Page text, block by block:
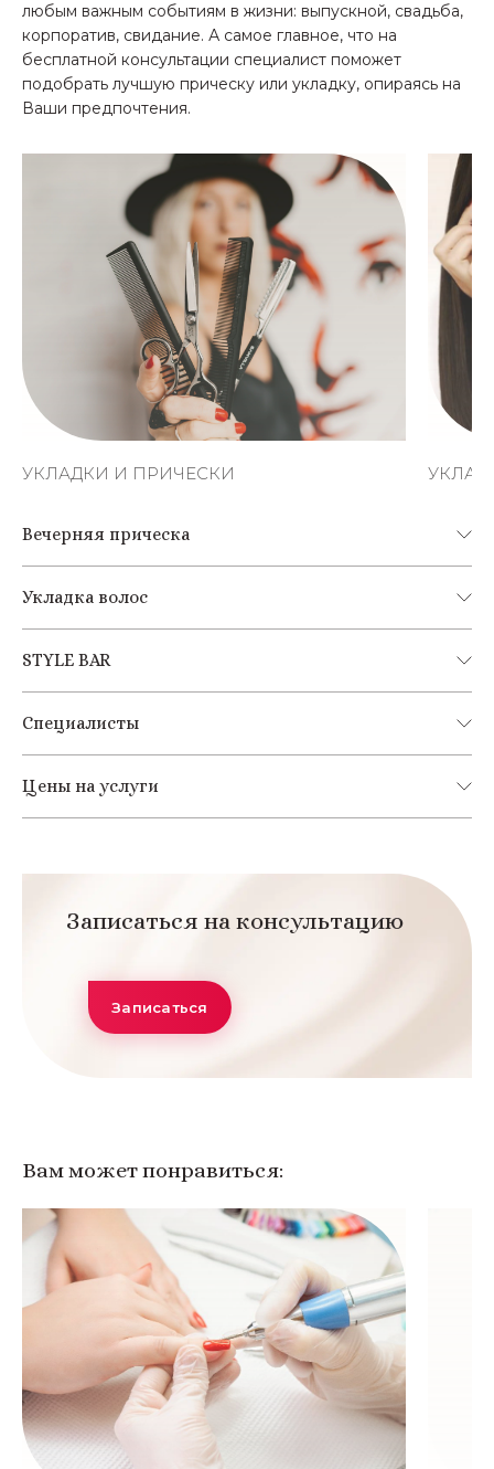
любым важным событиям в жизни: выпускной, свадьба,
корпоратив, свидание. А самое главное, что на
бесплатной консультации специалист поможет
подобрать лучшую прическу или укладку, опираясь на
Ваши предпочтения.
УКЛАДКИ И ПРИЧЕСКИ
Вечерняя прическа
Укладка волос
STYLE BAR
Специалисты
Цены на услуги
Записаться на консультацию
Записаться
Вам может понравиться: